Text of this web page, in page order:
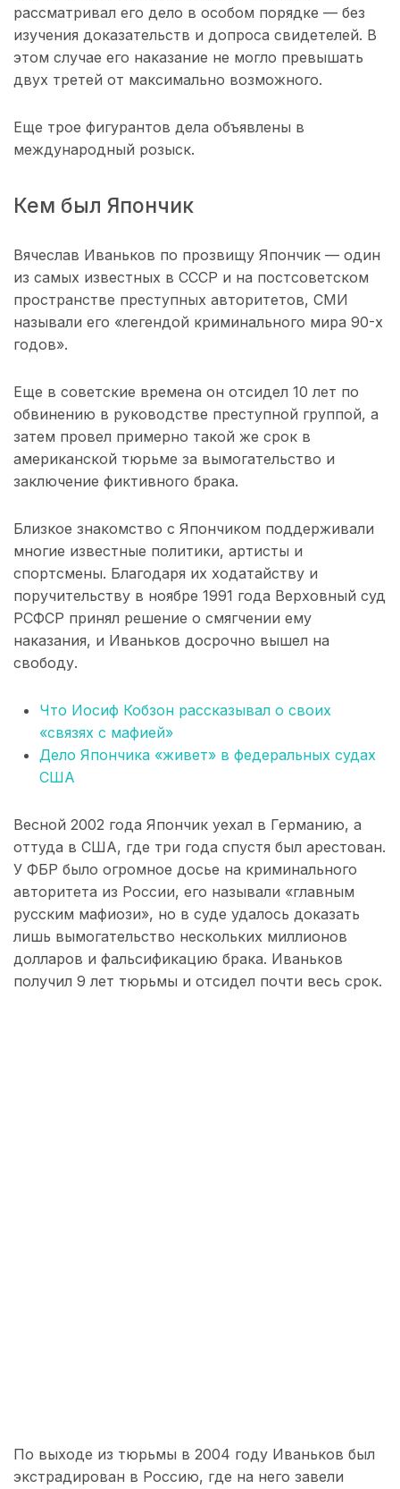
рассматривал его дело в особом порядке — без
изучения доказательств и допроса свидетелей. В
этом случае его наказание не могло превышать
двух третей от максимально возможного.
Еще трое фигурантов дела объявлены в
международный розыск.
Кем был Япончик
Вячеслав Иваньков по прозвищу Япончик — один
из самых известных в СССР и на постсоветском
пространстве преступных авторитетов, СМИ
называли его «легендой криминального мира 90-х
годов».
Еще в советские времена он отсидел 10 лет по
обвинению в руководстве преступной группой, а
затем провел примерно такой же срок в
американской тюрьме за вымогательство и
заключение фиктивного брака.
Близкое знакомство с Япончиком поддерживали
многие известные политики, артисты и
спортсмены. Благодаря их ходатайству и
поручительству в ноябре 1991 года Верховный суд
РСФСР принял решение о смягчении ему
наказания, и Иваньков досрочно вышел на
свободу.
Что Иосиф Кобзон рассказывал о своих
«связях с мафией»
Дело Япончика «живет» в федеральных судах
США
Весной 2002 года Япончик уехал в Германию, а
оттуда в США, где три года спустя был арестован.
У ФБР было огромное досье на криминального
авторитета из России, его называли «главным
русским мафиози», но в суде удалось доказать
лишь вымогательство нескольких миллионов
долларов и фальсификацию брака. Иваньков
получил 9 лет тюрьмы и отсидел почти весь срок.
По выходе из тюрьмы в 2004 году Иваньков был
экстрадирован в Россию, где на него завели